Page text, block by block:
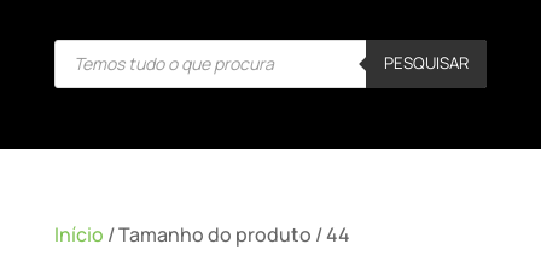
Products
search PESQUISAR
Início / Tamanho do produto / 44